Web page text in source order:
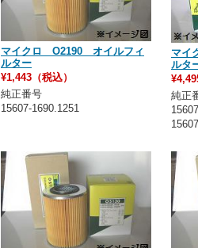
マイクロ O2190 オイルフィ
ルター
¥1,443（税込）
純正番号
15607-1690.1251
マイ
ルタ
純正